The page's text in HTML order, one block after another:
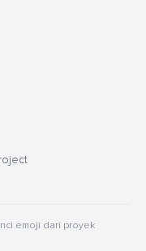
emoji dari proyek